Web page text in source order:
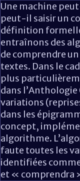
Une machine
peut-il saisir un
définition
entraînons des
de comprendre
textes. Dans le
plus
dans
variations
dans les
concept,
algorithme.
faute toutes les
identifiées
et « comprendra